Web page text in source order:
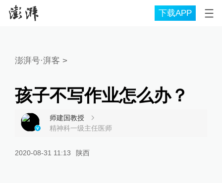
下载APP
澎湃号·湃客 >
孩子不写作业怎么办？
师建国教授
精神科一级主任医师
2020-08-31 11:13 陕西